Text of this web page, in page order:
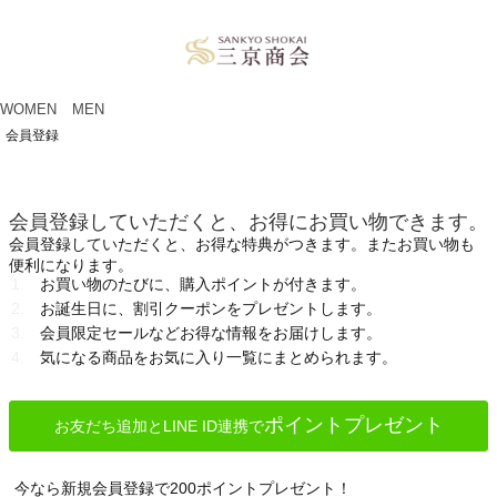
WOMEN MEN
会員登録
会員登録していただくと、お得にお買い物できます。
会員登録していただくと、お得な特典がつきます。またお買い物も
便利になります。
お買い物のたびに、購入ポイントが付きます。
お誕生日に、割引クーポンをプレゼントします。
会員限定セールなどお得な情報をお届けします。
気になる商品をお気に入り一覧にまとめられます。
お友だち追加とLINE ID連携でポイントプレゼント
今なら新規会員登録で200ポイントプレゼント！